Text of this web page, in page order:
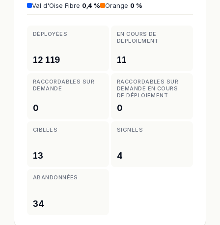
Val d'Oise Fibre 0,4 % Orange 0 %
DÉPLOYÉES
12 119
EN COURS DE
DÉPLOIEMENT
11
RACCORDABLES SUR
DEMANDE
0
RACCORDABLES SUR
DEMANDE EN COURS
DE DÉPLOIEMENT
0
CIBLÉES
13
SIGNÉES
4
ABANDONNÉES
34